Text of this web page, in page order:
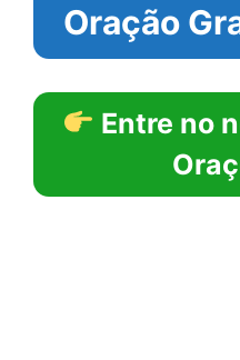
Oração
Entre no